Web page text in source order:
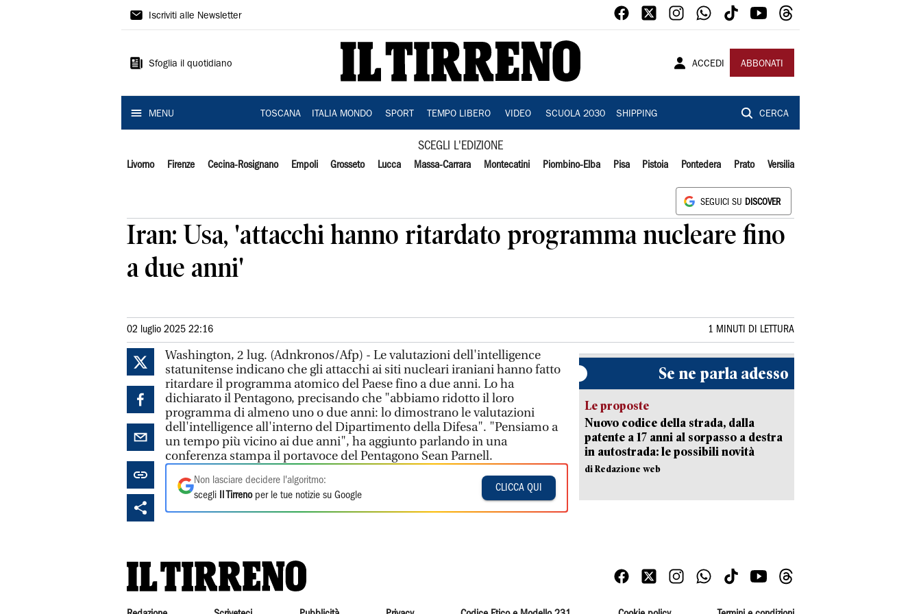
Il
Iscriviti alle Newsletter
Sfoglia il quotidiano ACCEDI ABBONATI
MENU TOSCANA ITALIA MONDO SPORT TEMPO LIBERO VIDEO SCUOLA 2030 SHIPPING CERCA
SCEGLI L'EDIZIONE
Livorno Firenze Cecina-Rosignano Empoli Grosseto Lucca Massa-Carrara Montecatini Piombino-Elba Pisa Pistoia Pontedera Prato Versilia
SEGUICI SU DISCOVER
Iran: Usa, 'attacchi hanno ritardato programma nucleare fino
a due anni'
02 luglio 2025 22:16 1 MINUTI DI LETTURA
Washington, 2 lug. (Adnkronos/Afp) - Le valutazioni dell'intelligence
statunitense indicano che gli attacchi ai siti nucleari iraniani hanno fatto
ritardare il programma atomico del Paese fino a due anni. Lo ha
dichiarato il Pentagono, precisando che "abbiamo ridotto il loro
programma di almeno uno o due anni: lo dimostrano le valutazioni
dell'intelligence all'interno del Dipartimento della Difesa". "Pensiamo a
un tempo più vicino ai due anni", ha aggiunto parlando in una
conferenza stampa il ​​portavoce del Pentagono Sean Parnell.
Non lasciare decidere l'algoritmo:
scegli
Il Tirrenoper le tue notizie su Google
CLICCA QUI
Se ne parla adesso
Le proposte
Nuovo codice della strada, dalla
patente a 17 anni al sorpasso a destra
in autostrada: le possibili novità
di Redazione web